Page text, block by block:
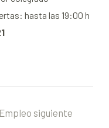
hasta las 19:00 h
Empleo siguiente